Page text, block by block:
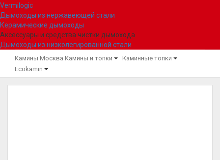
Vermilogic
Дымоходы из нержавеющей стали
Керамические дымоходы
Аксессуары и средства чистки дымохода
Дымоходы из низколегированной стали
Камины Москва Камины и топки
Каминные топки
Ecokamin